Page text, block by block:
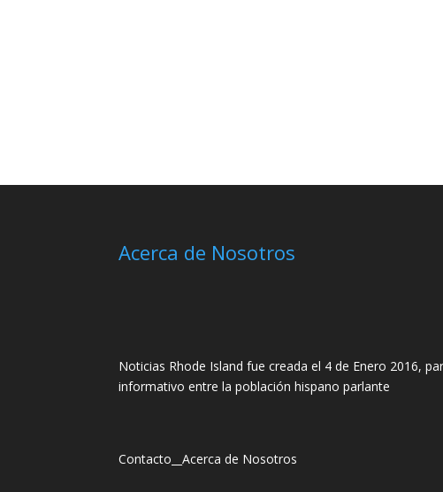
Acerca de Nosotros
Noticias Rhode Island fue creada el 4 de Enero 2016,
informativo entre la población hispano parlante
Contacto __Acerca de Nosotros